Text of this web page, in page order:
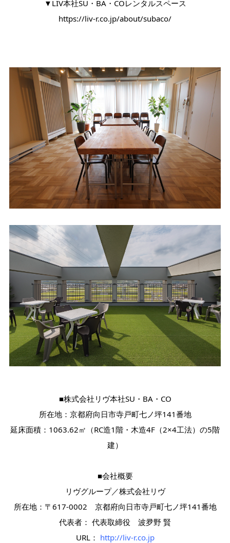
▼LIV本社SU・BA・COレンタルスペース
https://liv-r.co.jp/about/subaco/
■株式会社リヴ本社SU・BA・CO
所在地：京都府向日市寺戸町七ノ坪141番地
延床面積：1063.62㎡（RC造1階・木造4F（2×4工法）の5階
建）
■会社概要
リヴグループ／株式会社リヴ
所在地： 〒617-0002 京都府向日市寺戸町七ノ坪141番地
代表者： 代表取締役 波夛野 賢
URL： http://liv-r.co.jp